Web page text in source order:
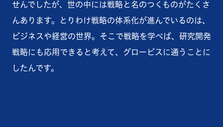
せんでしたが、世の中には戦略と名のつくものがたくさ
んあります。とりわけ戦略の体系化が進んでいるのは、
ビジネスや経営の世界。そこで戦略を学べば、研究開発
戦略にも応用できると考えて、グロービスに通うことに
したんです。